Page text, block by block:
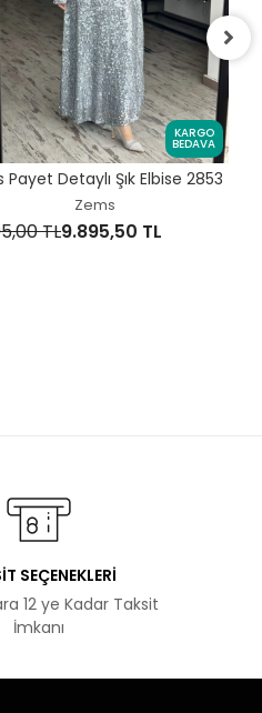
KARGO
BEDAVA
Payet Detaylı Şık Elbise 2853
Zems
TL9.895,50 TL
SEÇENEKLERİ
12 ye Kadar Taksit
İmkanı